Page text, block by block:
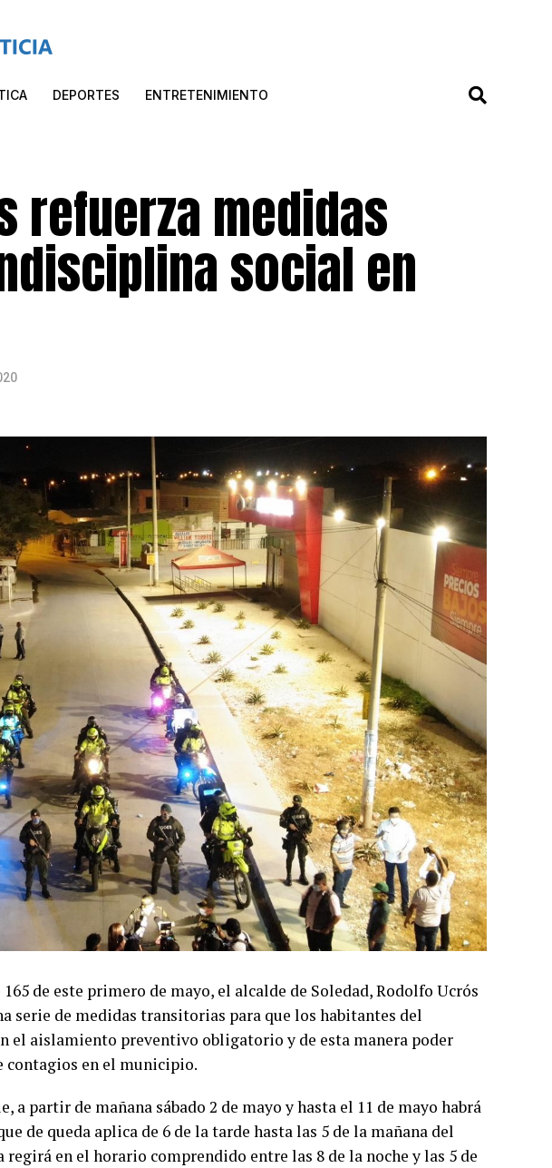
DEPORTES ENTRETENIMIENTO
refuerza medidas
social en
de este primero de mayo, el alcalde de Soledad, Rodolfo Ucrós
serie de medidas transitorias para que los habitantes del
el aislamiento preventivo obligatorio y de esta manera poder
contagios en el municipio.
a partir de mañana sábado 2 de mayo y hasta el 11 de mayo habrá
de queda aplica de 6 de la tarde hasta las 5 de la mañana del
regirá en el horario comprendido entre las 8 de la noche y las 5 de